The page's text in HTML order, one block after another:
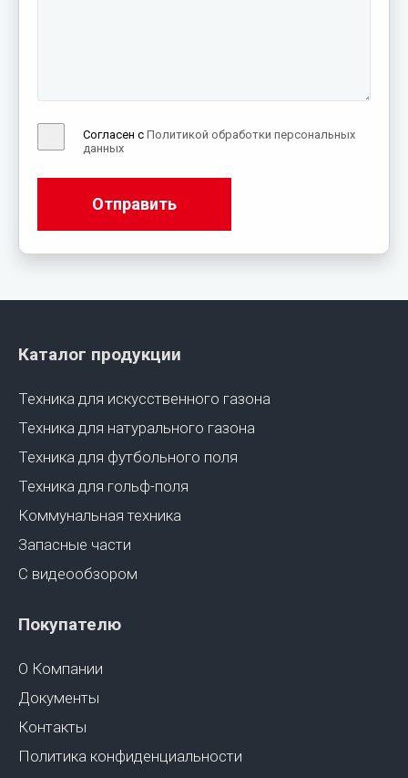
Согласен с Политикой обработки персональных
данных
Отправить
Каталог продукции
Техника для искусственного газона
Техника для натурального газона
Техника для футбольного поля
Техника для гольф-поля
Коммунальная техника
Запасные части
С видеообзором
Покупателю
О Компании
Документы
Контакты
Политика конфиденциальности